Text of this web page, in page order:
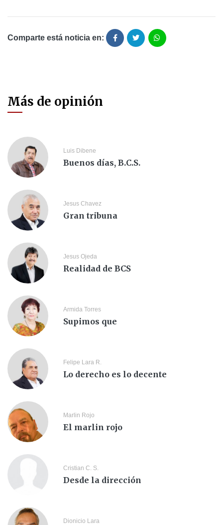
Comparte está noticia en:
Más de opinión
Luis Dibene
Buenos días, B.C.S.
Jesus Chavez
Gran tribuna
Jesus Ojeda
Realidad de BCS
Armida Torres
Supimos que
Felipe Lara R.
Lo derecho es lo decente
Marlin Rojo
El marlin rojo
Cristian C. S.
Desde la dirección
Dionicio Lara